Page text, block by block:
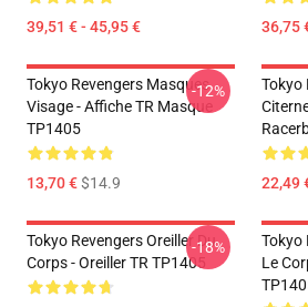
39,51 € - 45,95 € 36,75
Tokyo Revengers Masques
Visage - Affiche TR Masque
TP1405
13,70 €$14.9
-12%
Tokyo
22,49
Tokyo Revengers Oreiller Du
Corps - Oreiller TR TP1405
-18%
Tokyo
Le